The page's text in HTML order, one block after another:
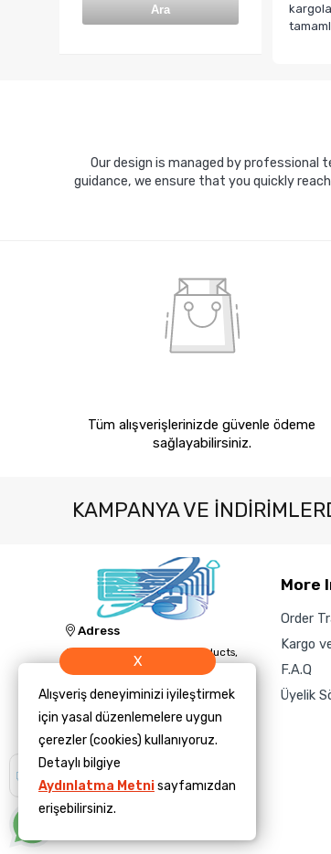
Ara
Our design is managed by
guidance, we ensure that you quickly
Tüm alışverişlerinizde güvenle ödeme
sağlayabilirsiniz.
KAMPANYA VE
Adress
Jacknology IT, Cleaning Products,
and Technology Sales and Supply
E-Mail
More
Order
Kargo
F.A.Q
Üyelik
Size yardımcı
olmamızı ister
misiniz?
X
Alışveriş deneyiminizi iyileştirmek
için yasal düzenlemelere uygun
çerezler (cookies) kullanıyoruz.
Detaylı bilgiye
Aydınlatma Metnisayfamızdan
erişebilirsiniz.